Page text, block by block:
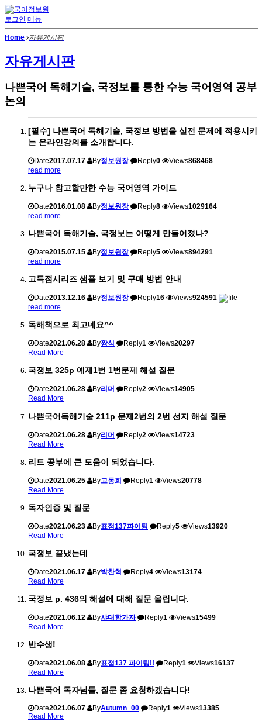
로그인 메뉴
Home 자유게시판
자유게시판
나쁜국어 독해기술, 국정보를 통한 수능 국어영역 공부
논의
[필수] 나쁜국어 독해기술, 국정보 방법을 실전 문제에 적용시키
는 온라인강의를 소개합니다.
Date2017.07.17 By정보원장 Reply0 Views868468
read more
누구나 참고할만한 수능 국어영역 가이드
Date2016.01.08 By정보원장 Reply8 Views1029164
read more
나쁜국어 독해기술, 국정보는 어떻게 만들어졌나?
Date2015.07.15 By정보원장 Reply5 Views894291
read more
고득점시리즈 샘플 보기 및 구매 방법 안내
Date2013.12.16 By정보원장 Reply16 Views924591
read more
독해책으로 최고네요^^
Date2021.06.28 By짱식 Reply1 Views20297
Read More
국정보 325p 예제1번 1번문제 해설 질문
Date2021.06.28 By리머 Reply2 Views14905
Read More
나쁜국어독해기술 211p 문제2번의 2번 선지 해설 질문
Date2021.06.28 By리머 Reply2 Views14723
Read More
리트 공부에 큰 도움이 되었습니다.
Date2021.06.25 By고동희 Reply1 Views20778
Read More
독자인증 및 질문
Date2021.06.23 By표점137파이팅 Reply5 Views13920
Read More
국정보 끝냈는데
Date2021.06.17 By박찬혁 Reply4 Views13174
Read More
국정보 p. 436의 해설에 대해 질문 올립니다.
Date2021.06.12 By샤대함가자 Reply1 Views15499
Read More
반수생!
Date2021.06.08 By표점137 파이팅!! Reply1 Views16137
Read More
나쁜국어 독자님들, 질문 좀 요청하겠습니다!
Date2021.06.07 ByAutumn_00 Reply1 Views13385
Read More